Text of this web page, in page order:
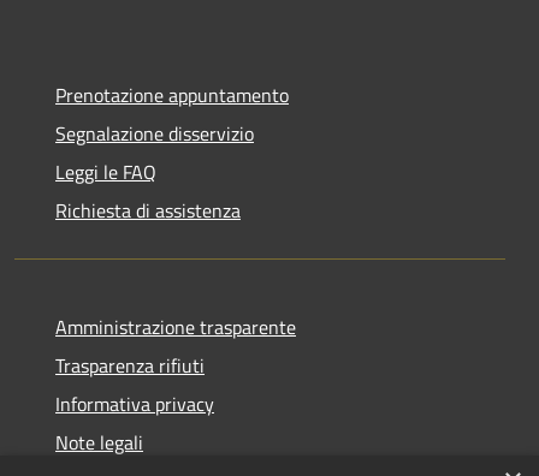
Prenotazione appuntamento
Segnalazione disservizio
Leggi le FAQ
Richiesta di assistenza
Amministrazione trasparente
Trasparenza rifiuti
Informativa privacy
Note legali